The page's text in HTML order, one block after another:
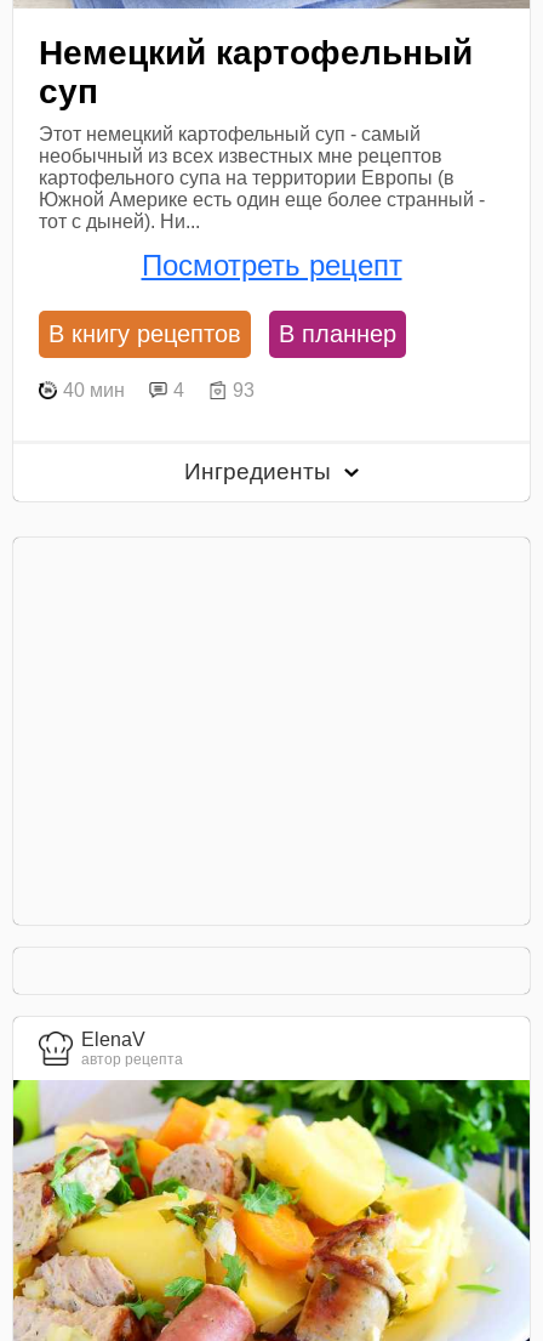
Немецкий картофельный
суп
Этот немецкий картофельный суп - самый
необычный из всех известных мне рецептов
картофельного супа на территории Европы (в
Южной Америке есть один еще более странный -
тот с дыней). Ни...
Посмотреть рецепт
В книгу рецептов В планнер
40 мин 4 93
Ингредиенты
ElenaV
автор рецепта